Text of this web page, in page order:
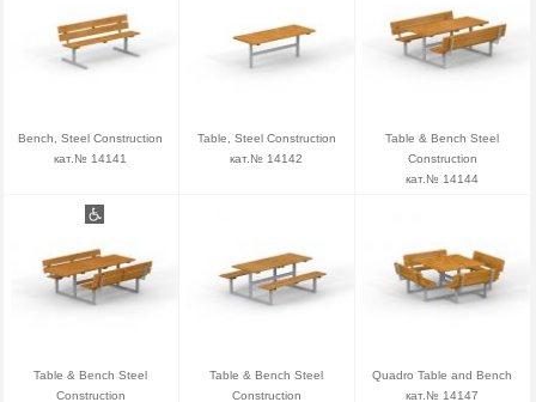
Bench, Steel Construction
кат.№ 14141
Table, Steel Construction
кат.№ 14142
Table & Bench Steel
Construction
кат.№ 14144
Table & Bench Steel
Construction
Table & Bench Steel
Construction
Quadro Table and Bench
кат.№ 14147